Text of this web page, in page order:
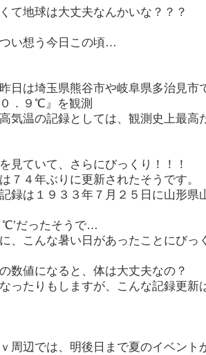
て地球は大丈夫なんかいな？？？
い想う今日この頃…
日は埼玉県熊谷市や岐阜県多治見市
０．９℃』を観測
気温の記録としては、観測史上最高
見ていて、さらにびっくり！！！
７４年ぶりに更新されたそうです。
録は１９３３年７月２５日に山形県
℃’だったそうで…
、こんな暑い日があったことにびっ
数値になると、体は大丈夫なの？
ったりもしますが、こんな記録更新
周辺では、明後日まで夏のイベント